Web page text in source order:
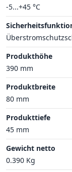
-5...+45 °C
Produkthöhe
390 mm
Produktbreite
80 mm
Produkttiefe
45 mm
Gewicht netto
0.390 Kg